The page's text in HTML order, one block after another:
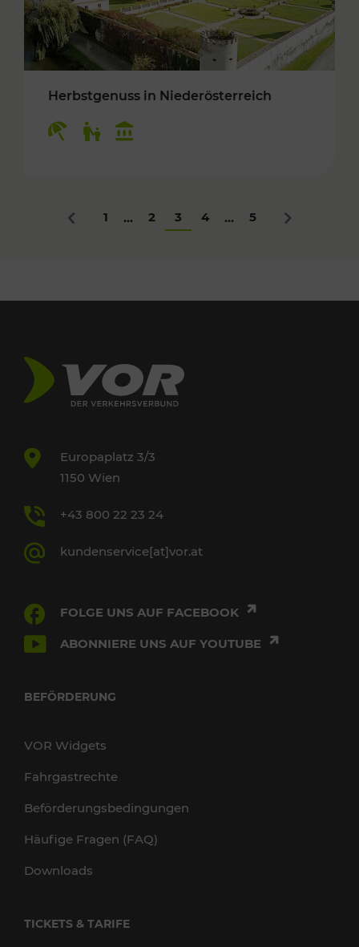
Herbstgenuss in Niederösterreich
Zurück
1 ... 2 3 4 ... 5 Nächstes
Europaplatz 3/3
1150 Wien
+43 800 22 23 24
kundenservice[at]vor.at
FOLGE UNS AUF FACEBOOK
ABONNIERE UNS AUF YOUTUBE
BEFÖRDERUNG
VOR Widgets
Fahrgastrechte
Beförderungsbedingungen
Häufige Fragen (FAQ)
Downloads
TICKETS & TARIFE